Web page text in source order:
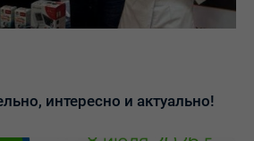
интересно и актуально!